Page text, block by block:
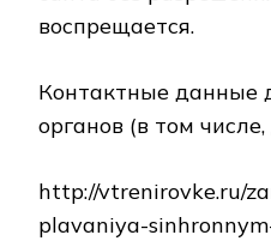
воспрещается.
Контактные данные
органов (в том
http://vtrenirovke.ru/
plavaniya-